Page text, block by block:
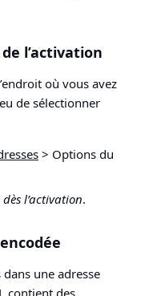
l’activation
où vous avez
de sélectionner
> Options du
dès l’activation.
une adresse